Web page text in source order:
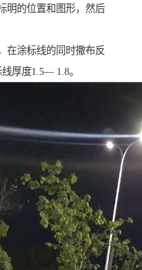
明的位置和图形，然后
在涂标线的同时撒布反
厚度1.5— 1.8。